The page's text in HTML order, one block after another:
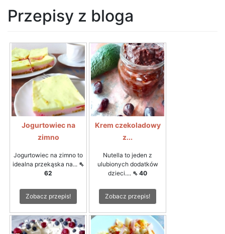
Przepisy z bloga
Jogurtowiec na
zimno
Jogurtowiec na zimno to
idealna przekąska na... ⇖
62
Zobacz przepis!
Krem czekoladowy
z...
Nutella to jeden z
ulubionych dodatków
dzieci.... ⇖ 40
Zobacz przepis!